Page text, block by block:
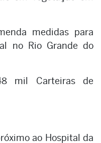
medidas para
no Rio Grande do
mil Carteiras de
ao Hospital da